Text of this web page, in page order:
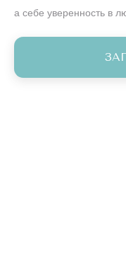
а себе уверенность в